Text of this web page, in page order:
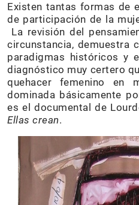
Existen tantas formas de
de participación de la
La revisión del
circunstancia, demuestra
paradigmas históricos y
diagnóstico muy certero
quehacer femenino en
dominada básicamente
es el documental de
Ellas crean.